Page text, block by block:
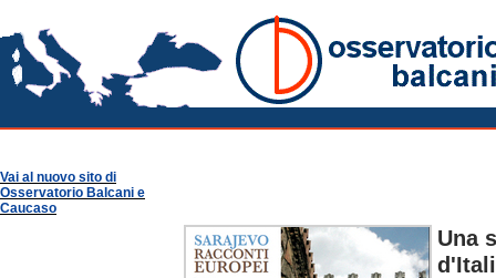
Vai al nuovo sito di
Osservatorio Balcani e
Caucaso
Una